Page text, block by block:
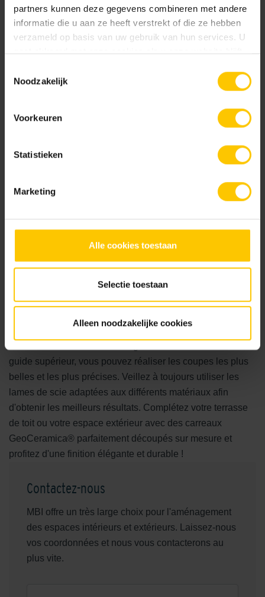
partners kunnen deze gegevens combineren met andere
informatie die u aan ze heeft verstrekt of die ze hebben
verzameld op basis van uw gebruik van hun services. U
gaat akkoord met onze cookies als u onze website blijft
Noodzakelijk
Voorkeuren
Statistieken
Marketing
Alle cookies toestaan
Selectie toestaan
Alleen noodzakelijke cookies
GeoCeramica® et autres carreaux en céramique, vous
devez utiliser le TileMaster Ceramics.
Alternative pour une coupe précise
cisaille à refroidissement par eau. Bien que celle-ci soit
supérieur, elle peut néanmoins constituer une option utile
Conseils importants
Pour couper des dalles en béton, utilisez le
Pour GeoCeramica® et autres carreaux céramiques,
utilisez le TileMaster Ceramics.
outils et une technique adaptés. Avec la MBI TileMaster
guide supérieur, vous pouvez réaliser les coupes les plus
belles et les plus précises. Veillez à toujours utiliser les
lames de scie adaptées aux différents matériaux afin
d'obtenir les meilleurs résultats. Complétez votre terrasse
de toit ou votre espace extérieur avec des carreaux
GeoCeramica® parfaitement découpés sur mesure et
profitez d'une finition élégante et durable !
Contactez-nous
MBI offre un très large choix pour l'aménagement
des espaces intérieurs et extérieurs. Laissez-nous
vos coordonnées et nous vous contacterons au
plus vite.